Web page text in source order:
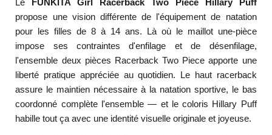
propose une vision différente de l'équipement de natation
pour les filles de 8 à 14 ans. Là où le maillot une-pièce
impose ses contraintes d'enfilage et de désenfilage,
l'ensemble deux pièces Racerback Two Piece apporte une
liberté pratique appréciée au quotidien. Le haut racerback
assure le maintien nécessaire à la natation sportive, le bas
coordonné complète l'ensemble — et le coloris Hillary Puff
habille tout ça avec une identité visuelle originale et joyeuse.